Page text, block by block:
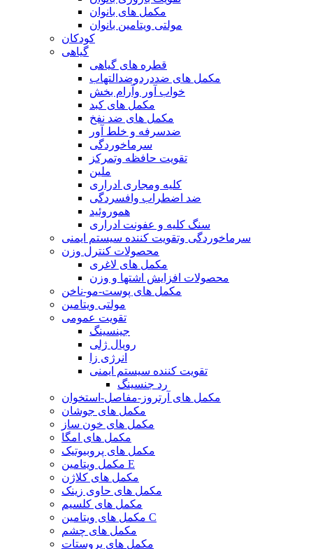
مکمل های بانوان
مولتی ویتامین بانوان
کودکان
گیاهی
قطره های گیاهی
مکمل های ضددردوضدالتهاب
خواب آور وآرام بخش
مکمل های کبد
مکمل های ضد نفخ
ضدسرفه و خلط آور
سرماخوردگی
تقویت حافظه وتمرکز
ملین
کلیه ومجاری ادراری
ضد اضطراب وافسردگی
هموروئید
سنگ کلیه و عفونت ادراری
سرماخوردگی وتقویت کننده سیستم ایمنی
محصولات کنترل وزن
مکمل های لاغری
محصولات افزایش اشتها و وزن
مکمل های پوست-مو-ناخن
مولتی ویتامین
تقویت عمومی
جینسینگ
رویال ژلی
انرژی زا
تقویت کننده سیستم ایمنی
رد جنسینگ
مکمل های آرتروز-مفاصل-استخوان
مکمل های جوشان
مکمل های خون ساز
مکمل های امگا
مکمل های پروبیوتیک
مکمل ویتامین E
مکمل های کلاژن
مکمل های حاوی زینک
مکمل های کلسیم
مکمل های ویتامین C
مکمل های چشم
مکمل های پروستات